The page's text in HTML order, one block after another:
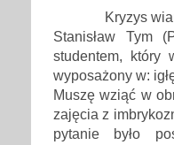
Kryzys
Stanisław Tym
studentem, który
wyposażony w:
Muszę wziąć w
zajęcia z
pytanie było